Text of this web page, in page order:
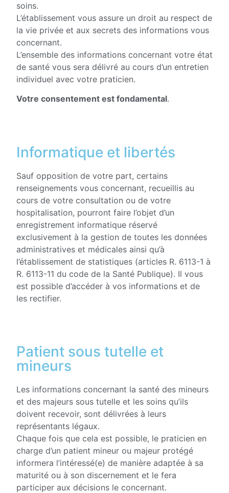
soins.
L’établissement vous assure un droit au respect de
la vie privée et aux secrets des informations vous
concernant.
L’ensemble des informations concernant votre état
de santé vous sera délivré au cours d’un entretien
individuel avec votre praticien.
Votre consentement est fondamental.
Informatique et libertés
Sauf opposition de votre part, certains
renseignements vous concernant, recueillis au
cours de votre consultation ou de votre
hospitalisation, pourront faire l’objet d’un
enregistrement informatique réservé
exclusivement à la gestion de toutes les données
administratives et médicales ainsi qu’à
l’établissement de statistiques (articles R. 6113-1 à
R. 6113-11 du code de la Santé Publique). Il vous
est possible d’accéder à vos informations et de
les rectifier.
Patient sous tutelle et
mineurs
Les informations concernant la santé des mineurs
et des majeurs sous tutelle et les soins qu’ils
doivent recevoir, sont délivrées à leurs
représentants légaux.
Chaque fois que cela est possible, le praticien en
charge d’un patient mineur ou majeur protégé
informera l’intéressé(e) de manière adaptée à sa
maturité ou à son discernement et le fera
participer aux décisions le concernant.